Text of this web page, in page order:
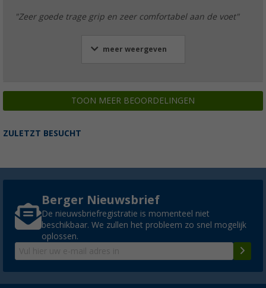
"Zeer goede trage grip en zeer comfortabel aan de voet"
meer weergeven
TOON MEER BEOORDELINGEN
ZULETZT BESUCHT
Berger Nieuwsbrief
De nieuwsbriefregistratie is momenteel niet
beschikbaar. We zullen het probleem zo snel mogelijk
oplossen.